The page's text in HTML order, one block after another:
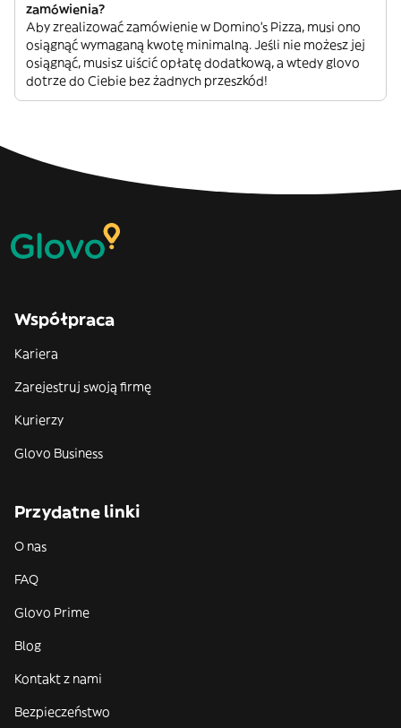
zamówienia?
Aby zrealizować zamówienie w Domino's Pizza, musi ono
osiągnąć wymaganą kwotę minimalną. Jeśli nie możesz jej
osiągnąć, musisz uiścić opłatę dodatkową, a wtedy glovo
dotrze do Ciebie bez żadnych przeszkód!
Współpraca
Kariera
Zarejestruj swoją firmę
Kurierzy
Glovo Business
Przydatne linki
O nas
FAQ
Glovo Prime
Blog
Kontakt z nami
Bezpieczeństwo